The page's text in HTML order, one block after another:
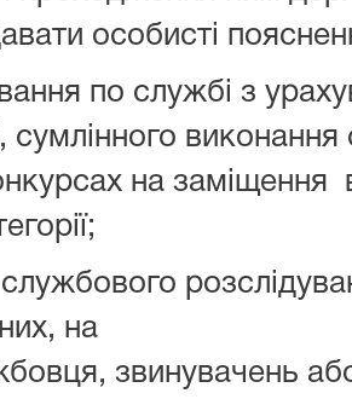
особисті
по службі з
сумлінного
на заміщення
на
звинувачень